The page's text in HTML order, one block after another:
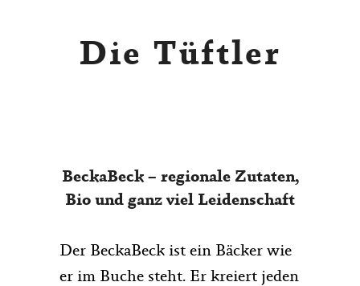
Die Tüftler
BeckaBeck – regionale Zutaten,
Bio und ganz viel Leidenschaft
Der BeckaBeck ist ein Bäcker wie
er im Buche steht. Er kreiert jeden